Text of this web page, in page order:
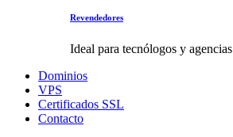
Revendedores
Ideal para tecnólogos y agencias
Dominios
VPS
Certificados SSL
Contacto